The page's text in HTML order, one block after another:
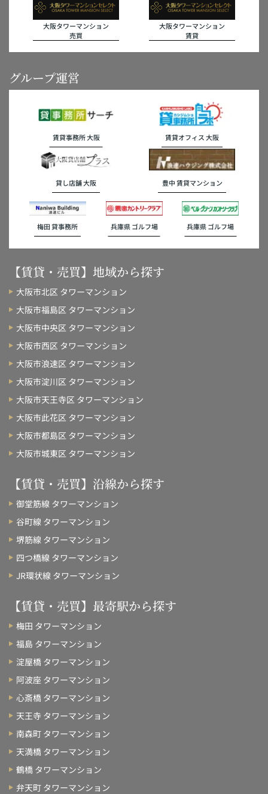
大阪タワーマンション
売買
大阪タワーマンション
賃貸
グループ運営
賃貸事務所 大阪 賃貸オフィス 大阪
貸し店舗 大阪 豊中 賃貸マンション
梅田 貸事務所 兵庫県 ゴルフ場 兵庫県 ゴルフ場
【賃貸・売買】地域から探す
大阪市北区 タワーマンション
大阪市福島区 タワーマンション
大阪市中央区 タワーマンション
大阪市西区 タワーマンション
大阪市浪速区 タワーマンション
大阪市淀川区 タワーマンション
大阪市天王寺区 タワーマンション
大阪市此花区 タワーマンション
大阪市都島区 タワーマンション
大阪市城東区 タワーマンション
【賃貸・売買】沿線から探す
御堂筋線 タワーマンション
谷町線 タワーマンション
堺筋線 タワーマンション
四つ橋線 タワーマンション
JR環状線 タワーマンション
【賃貸・売買】最寄駅から探す
梅田 タワーマンション
福島 タワーマンション
淀屋橋 タワーマンション
阿波座 タワーマンション
心斎橋 タワーマンション
天王寺 タワーマンション
南森町 タワーマンション
天満橋 タワーマンション
鶴橋 タワーマンション
弁天町 タワーマンション